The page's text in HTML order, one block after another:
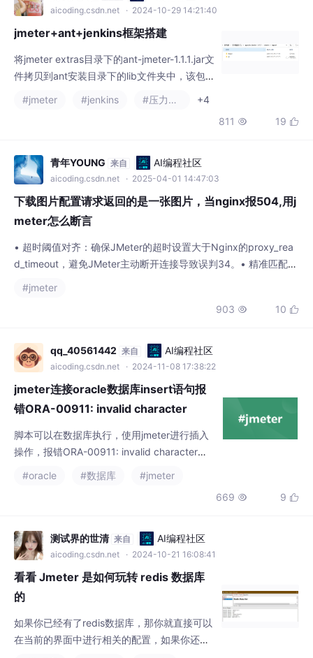
aicoding.csdn.net · 2024-10-29 14:21:40
jmeter+ant+jenkins框架搭建
将jmeter extras目录下的ant-jmeter-1.1.1.jar文
件拷贝到ant安装目录下的lib文件夹中，该包
nt运行时能够找到"org.programmerplanet.an
nage jenkins --global
#jmeter #jenkins
+4
811  19 
青年YOUNG 来自 AI编程社区
aicoding.csdn.net · 2025-04-01 14:47:03
下载图片配置请求返回的是一张图片，当nginx报504,用j
meter怎么断言
• 超时阈值对齐：确保JMeter的超时设置大于Nginx的proxy_rea
d_timeout，避免JMeter主动断开连接导致误判34。• 精准匹配：
（如自定义超时提示）45。• 作用：验证响应时间是否超过Nginx
的proxy_read_timeout阈值（如60秒）。• 响应文本：Gateway
#jmeter
903  10 
qq_40561442 来自 AI编程社区
aicoding.csdn.net · 2024-11-08 17:38:22
jmeter连接oracle数据库insert语句报
错ORA-00911: invalid character
脚本可以在数据库执行，使用jmeter进行插入
操作，报错ORA-00911: invalid character，
自己不小心多写了分号，马虎了。4、修改脚
#oracle #数据库
#jmeter
669  9 
测试界的世清 来自 AI编程社区
aicoding.csdn.net · 2024-10-21 16:08:41
看看 Jmeter 是如何玩转 redis 数据库
的
如果你已经有了redis数据库，那你就直接可以
在当前的界面中进行相关的配置，如果你还没